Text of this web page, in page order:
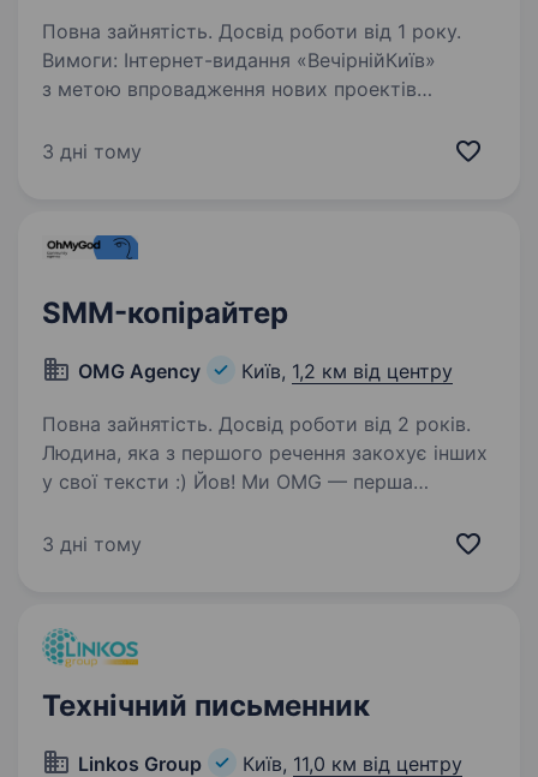
Повна зайнятість. Досвід роботи від 1 року.
Вимоги: Інтернет-видання «ВечірнійКиїв»
з метою впровадження нових проектів
цікаву роботу для розумних, активних і
3 дні тому
SMM-копірайтер
OMG Agency Київ, 1,2 км від центру
Повна зайнятість. Досвід роботи від 2 років.
Людина, яка з першого речення закохує інших
у свої тексти :) Йов! Ми OMG — перша
першими в країні за напрямом інфлюенс-
3 дні тому
Технічний письменник
Linkos Group Київ, 11,0 км від центру